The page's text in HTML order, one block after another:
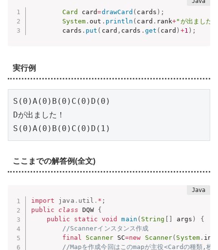
Card card=drawCard ( cards ) ;
System . out . println ( card . rank+"が出ました
		cards
. put ( card , cards . get ( card ) +1 ) ;
実行例
S(0)A(0)B(0)C(0)D(0)
Dが出ました！
S(0)A(0)B(0)C(0)D(1)
ここまでの解答例(全文)
import java . util . * ;
public
class DQW {
public
static void main ( String args )
{
//Scannerインスタンス作成
final
Scanner SC=new Scanner( System . in
//Mapを作成今回はこのmapが主役<Cardの種類,枚